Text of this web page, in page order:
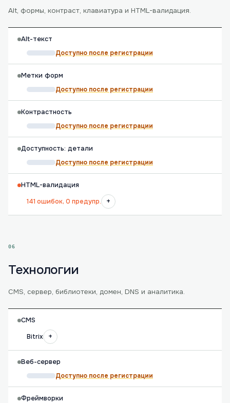
Alt, формы, контраст, клавиатура и HTML-валидация.
Alt-текст
Доступно после регистрации
Метки форм
Доступно после регистрации
Контрастность
Доступно после регистрации
Доступность: детали
Доступно после регистрации
HTML-валидация
141 ошибок, 0 предупр.
+
06
Технологии
CMS, сервер, библиотеки, домен, DNS и аналитика.
CMS
Bitrix
+
Веб-сервер
Доступно после регистрации
Фреймворки